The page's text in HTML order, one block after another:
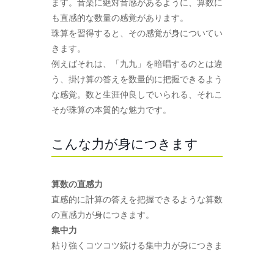
も直感的な数量の感覚があります。
珠算を習得すると、その感覚が身についてい
きます。
例えばそれは、「九九」を暗唱するのとは違
う、掛け算の答えを数量的に把握できるよう
な感覚。数と生涯仲良しでいられる、それこ
そが珠算の本質的な魅力です。
こんな力が身につきます
算数の直感力
直感的に計算の答えを把握できるような算数
の直感力が身につきます。
集中力
粘り強くコツコツ続ける集中力が身につきま